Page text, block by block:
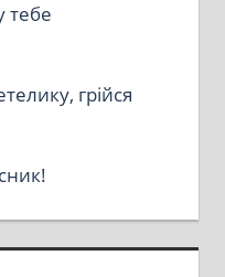
тебе
грійся